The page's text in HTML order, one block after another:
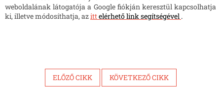
weboldalának látogatója a Google fiókján keresztül kapcsolhatja
ki, illetve módosíthatja, azittelérhető link segítségével .
ELŐZŐ CIKK KÖVETKEZŐ CIKK